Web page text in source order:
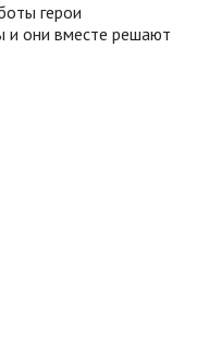
герои
и они вместе решают